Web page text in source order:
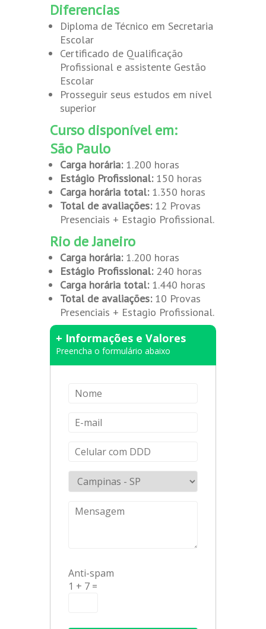
Diferencias
Diploma de Técnico em Secretaria
Escolar
Certificado de Qualificação
Profissional e assistente Gestão
Escolar
Prosseguir seus estudos em nível
superior
Curso disponível em:
São Paulo
Carga horária:1.200 horas
Estágio Profissional:150 horas
Carga horária total:1.350 horas
Total de avaliações:12 Provas
Presenciais + Estagio Profissional.
Rio de Janeiro
Carga horária:1.200 horas
Estágio Profissional:240 horas
Carga horária total:1.440 horas
Total de avaliações:10 Provas
Presenciais + Estagio Profissional.
+ Informações e Valores
Preencha o formulário abaixo
Anti-spam
1 + 7 =